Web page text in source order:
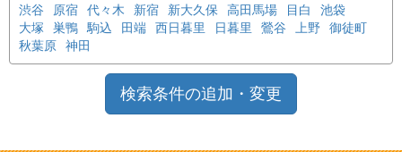
渋谷
原宿 代々木 新宿 新大久保 高田馬場 目白
池袋
大塚
巣鴨 駒込 田端 西日暮里 日暮里 鶯谷 上野
御徒町
秋葉原
神田
検索条件の追加・変更